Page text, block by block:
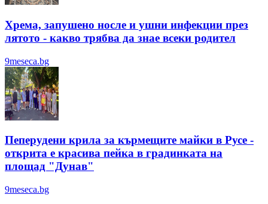
Хрема, запушено носле и ушни инфекции през
лятотo - какво трябва да знае всеки родител
9meseca.bg
Пеперудени крила за кърмещите майки в Русе -
открита е красива пейка в градинката на
площад "Дунав"
9meseca.bg